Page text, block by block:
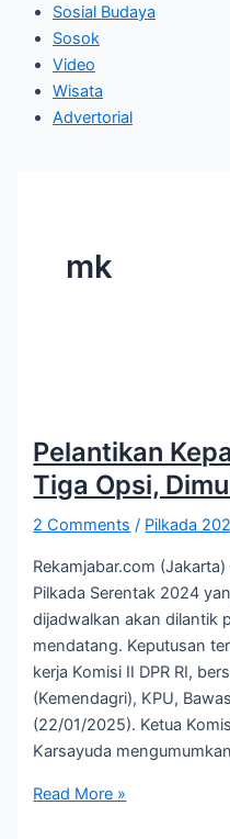
Sosial Budaya
Sosok
Video
Wisata
Advertorial
mk
Pelantikan
Tiga Opsi,
2 Comments / Pilkada
Rekamjabar.com
Pilkada Serentak 2024
dijadwalkan akan dilantik
mendatang. Keputusan
kerja Komisi II DPR RI,
(Kemendagri), KPU,
(22/01/2025). Ketua
Karsayuda
Read More »